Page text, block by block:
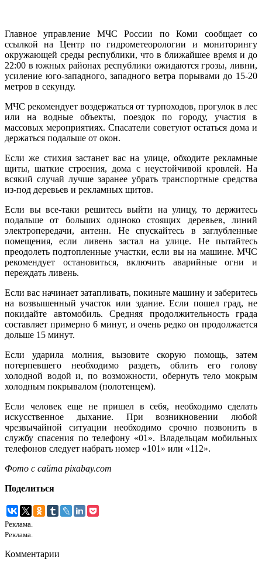
Главное управление МЧС России по Коми сообщает со
ссылкой на Центр по гидрометеорологии и мониторингу
окружающей среды республики, что в ближайшее время и до
22:00 в южных районах республики ожидаются грозы, ливни,
усиление юго-западного, западного ветра порывами до 15-20
метров в секунду.
МЧС рекомендует воздержаться от турпоходов, прогулок в лес
или на водные объекты, поездок по городу, участия в
массовых мероприятиях. Спасатели советуют остаться дома и
держаться подальше от окон.
Если же стихия застанет вас на улице, обходите рекламные
щиты, шаткие строения, дома с неустойчивой кровлей. На
всякий случай лучше заранее убрать транспортные средства
из-под деревьев и рекламных щитов.
Если вы все-таки решитесь выйти на улицу, то держитесь
подальше от больших одиноко стоящих деревьев, линий
электропередачи, антенн. Не спускайтесь в заглубленные
помещения, если ливень застал на улице. Не пытайтесь
преодолеть подтопленные участки, если вы на машине. МЧС
рекомендует остановиться, включить аварийные огни и
переждать ливень.
Если вас начинает затапливать, покиньте машину и заберитесь
на возвышенный участок или здание. Если пошел град, не
покидайте автомобиль. Средняя продолжительность града
составляет примерно 6 минут, и очень редко он продолжается
дольше 15 минут.
Если ударила молния, вызовите скорую помощь, затем
потерпевшего необходимо раздеть, облить его голову
холодной водой и, по возможности, обернуть тело мокрым
холодным покрывалом (полотенцем).
Если человек еще не пришел в себя, необходимо сделать
искусственное дыхание. При возникновении любой
чрезвычайной ситуации необходимо срочно позвонить в
службу спасения по телефону «01». Владельцам мобильных
телефонов следует набрать номер «101» или «112».
Фото с сайта pixabay.com
Поделиться
Реклама.
Реклама.
Комментарии